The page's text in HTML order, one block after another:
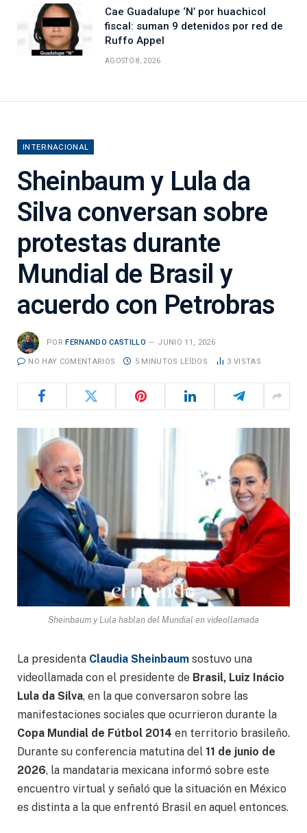
Cae Guadalupe ‘N’ por huachicol
fiscal: suman 9 detenidos por red de
Ruffo Appel
AGOSTO 8, 2026
INTERNACIONAL
Sheinbaum y Lula da
Silva conversan sobre
protestas durante
Mundial de Brasil y
acuerdo con Petrobras
POR FERNANDO CASTILLO JUNIO 11, 2026
NO HAY COMENTARIOS 5 MINUTOS LEÍDOS 3 VISTAS
Sheinbaum y Lula hablan del Mundial en videollamada
La presidenta Claudia Sheinbaum sostuvo una
videollamada con el presidente de Brasil, Luiz Inácio
Lula da Silva, en la que conversaron sobre las
manifestaciones sociales que ocurrieron durante la
Copa Mundial de Fútbol 2014 en territorio brasileño.
Durante su conferencia matutina del 11 de junio de
2026, la mandataria mexicana informó sobre este
encuentro virtual y señaló que la situación en México
es distinta a la que enfrentó Brasil en aquel entonces.